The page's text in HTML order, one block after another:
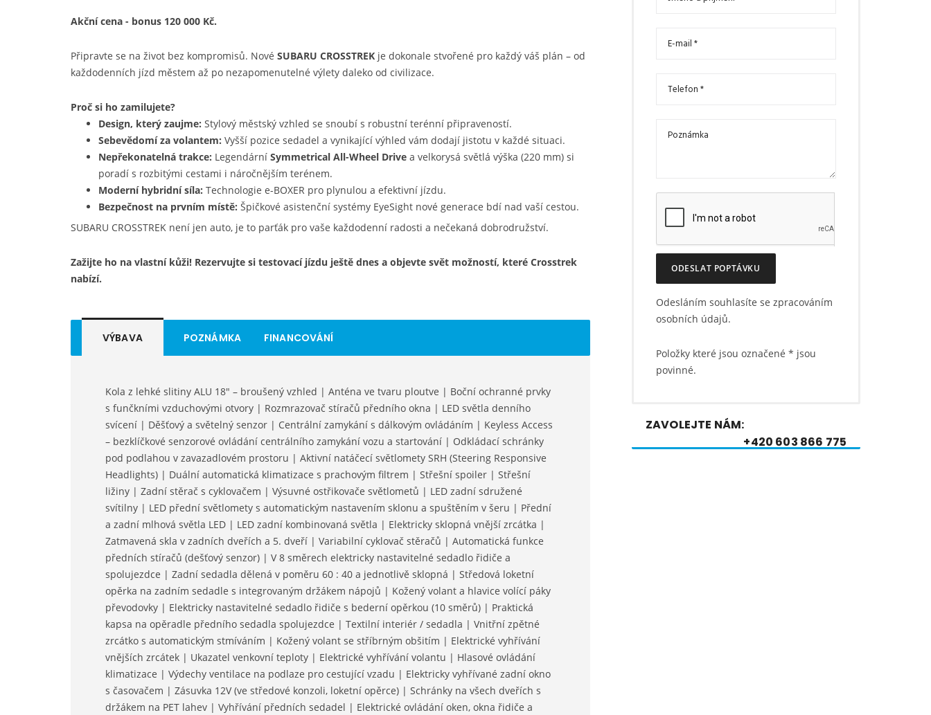
Akční cena - bonus 120 000 Kč.
Připravte se na život bez kompromisů. Nové SUBARU CROSSTREK je dokonale stvořené pro každý váš plán – od
každodenních jízd městem až po nezapomenutelné výlety daleko od civilizace.
Proč si ho zamilujete?
Design, který zaujme: Stylový městský vzhled se snoubí s robustní terénní připraveností.
Sebevědomí za volantem: Vyšší pozice sedadel a vynikající výhled vám dodají jistotu v každé situaci.
Nepřekonatelná trakce: Legendární Symmetrical All-Wheel Drive a velkorysá světlá výška (220 mm) si
poradí s rozbitými cestami i náročnějším terénem.
Moderní hybridní síla: Technologie e-BOXER pro plynulou a efektivní jízdu.
Bezpečnost na prvním místě: Špičkové asistenční systémy EyeSight nové generace bdí nad vaší cestou.
SUBARU CROSSTREK není jen auto, je to parťák pro vaše každodenní radosti a nečekaná dobrodružství.
Zažijte ho na vlastní kůži! Rezervujte si testovací jízdu ještě dnes a objevte svět možností, které Crosstrek
nabízí.
VÝBAVA POZNÁMKA FINANCOVÁNÍ
Kola z lehké slitiny ALU 18" – broušený vzhled | Anténa ve tvaru ploutve | Boční ochranné prvky
s funčkními vzduchovými otvory | Rozmrazovač stíračů předního okna | LED světla denního
svícení | Děšťový a světelný senzor | Centrální zamykání s dálkovým ovládáním | Keyless Access
– bezklíčkové senzorové ovládání centrálního zamykání vozu a startování | Odkládací schránky
pod podlahou v zavazadlovém prostoru | Aktivní natáčecí světlomety SRH (Steering Responsive
Headlights) | Duální automatická klimatizace s prachovým filtrem | Střešní spoiler | Střešní
ližiny | Zadní stěrač s cyklovačem | Výsuvné ostřikovače světlometů | LED zadní sdružené
svítilny | LED přední světlomety s automatickým nastavením sklonu a spuštěním v šeru | Přední
a zadní mlhová světla LED | LED zadní kombinovaná světla | Elektricky sklopná vnější zrcátka |
Zatmavená skla v zadních dveřích a 5. dveří | Variabilní cyklovač stěračů | Automatická funkce
předních stíračů (dešťový senzor) | V 8 směrech elektricky nastavitelné sedadlo řidiče a
spolujezdce | Zadní sedadla dělená v poměru 60 : 40 a jednotlivě sklopná | Středová loketní
opěrka na zadním sedadle s integrovaným držákem nápojů | Kožený volant a hlavice volící páky
převodovky | Elektricky nastavitelné sedadlo řidiče s bederní opěrkou (10 směrů) | Praktická
kapsa na opěradle předního sedadla spolujezdce | Textilní interiér / sedadla | Vnitřní zpětné
zrcátko s automatickým stmíváním | Kožený volant se stříbrným obšitím | Elektrické vyhřívání
vnějších zrcátek | Ukazatel venkovní teploty | Elektrické vyhřívání volantu | Hlasové ovládání
klimatizace | Výdechy ventilace na podlaze pro cestující vzadu | Elektricky vyhřívané zadní okno
s časovačem | Zásuvka 12V (ve středové konzoli, loketní opěrce) | Schránky na všech dveřích s
držákem na PET lahev | Vyhřívání předních sedadel | Elektrické ovládání oken, okna řidiče a
ODESLAT POPTÁVKU
Odesláním souhlasíte se zpracováním
osobních údajů.
Položky které jsou označené * jsou
povinné.
ZAVOLEJTE NÁM:
+420 603 866 775